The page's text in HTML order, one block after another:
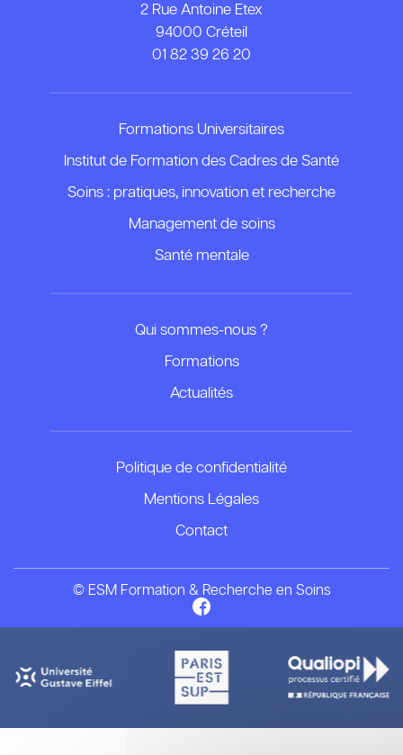
2 Rue Antoine Etex
94000 Créteil
01 82 39 26 20
Formations Universitaires
Institut de Formation des Cadres de Santé
Soins : pratiques, innovation et recherche
Management de soins
Santé mentale
Qui sommes-nous ?
Formations
Actualités
Politique de confidentialité
Mentions Légales
Contact
© ESM Formation & Recherche en Soins